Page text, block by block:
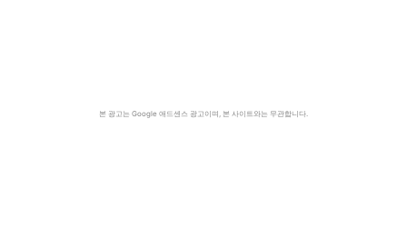
본 광고는 Google 애드센스 광고이며, 본 사이트와는 무관합니다.